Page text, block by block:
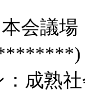
本会議
：成熟